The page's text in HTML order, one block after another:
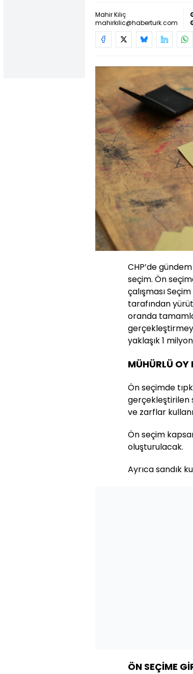
Mahir Kılıç
mahirkilic@haberturk.com
CHP’de
seçim. Ön
çalışması
tarafından
oranda
yaklaşık 1
MÜHÜRLÜ OY
Ön seçimde
gerçekleştirilen
ve zarflar
Ön seçim
oluşturulacak.
Ayrıca sandık
ÖN SEÇİME